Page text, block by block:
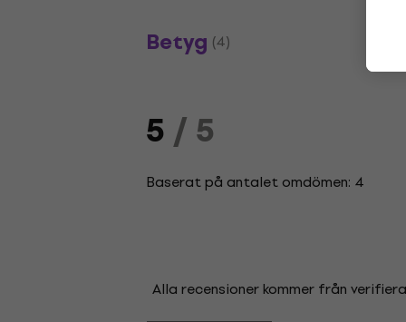
Betyg (4)
5/ 5
Baserat på antalet omdömen: 4
Alla recensioner kommer från